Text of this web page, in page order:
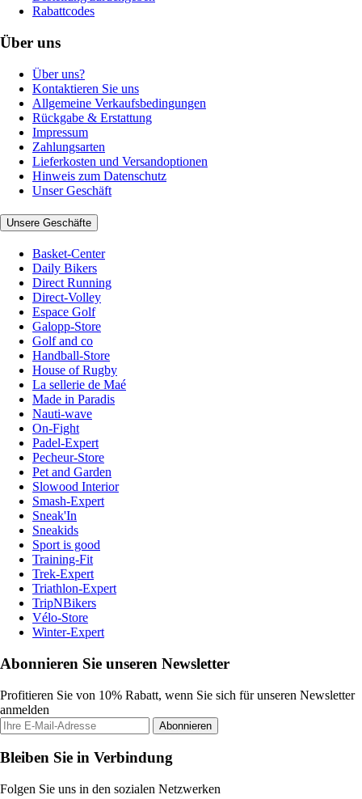
Rabattcodes
Über uns
Über uns?
Kontaktieren Sie uns
Allgemeine Verkaufsbedingungen
Rückgabe & Erstattung
Impressum
Zahlungsarten
Lieferkosten und Versandoptionen
Hinweis zum Datenschutz
Unser Geschäft
Unsere Geschäfte
Basket-Center
Daily Bikers
Direct Running
Direct-Volley
Espace Golf
Galopp-Store
Golf and co
Handball-Store
House of Rugby
La sellerie de Maé
Made in Paradis
Nauti-wave
On-Fight
Padel-Expert
Pecheur-Store
Pet and Garden
Slowood Interior
Smash-Expert
Sneak'In
Sneakids
Sport is good
Training-Fit
Trek-Expert
Triathlon-Expert
TripNBikers
Vélo-Store
Winter-Expert
Abonnieren Sie unseren Newsletter
Profitieren Sie von 10% Rabatt, wenn Sie sich für unseren Newsletter
anmelden
Abonnieren
Bleiben Sie in Verbindung
Folgen Sie uns in den sozialen Netzwerken